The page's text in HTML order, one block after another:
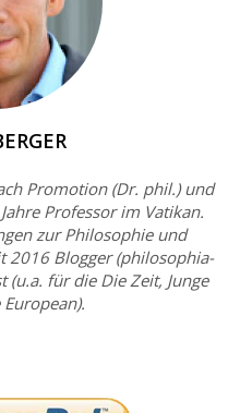
Promotion (Dr. phil.) und
Professor im Vatikan.
zur Philosophie und
2016 Blogger (philosophia-
für die Die Zeit, Junge